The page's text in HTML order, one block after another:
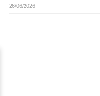
26/06/2026